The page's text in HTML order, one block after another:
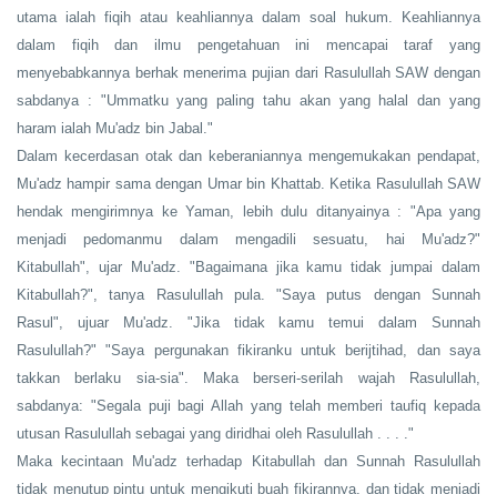
utama ialah fiqih atau keahliannya dalam soal hukum. Keahliannya
dalam fiqih dan ilmu pengetahuan ini mencapai taraf yang
menyebabkannya berhak menerima pujian dari Rasulullah SAW dengan
sabdanya : "Ummatku yang paling tahu akan yang halal dan yang
haram ialah Mu'adz bin Jabal."
Dalam kecerdasan otak dan keberaniannya mengemukakan pendapat,
Mu'adz hampir sama dengan Umar bin Khattab. Ketika Rasulullah SAW
hendak mengirimnya ke Yaman, lebih dulu ditanyainya : "Apa yang
menjadi pedomanmu dalam mengadili sesuatu, hai Mu'adz?"
Kitabullah", ujar Mu'adz. "Bagaimana jika kamu tidak jumpai dalam
Kitabullah?", tanya Rasulullah pula. "Saya putus dengan Sunnah
Rasul", ujuar Mu'adz. "Jika tidak kamu temui dalam Sunnah
Rasulullah?" "Saya pergunakan fikiranku untuk berijtihad, dan saya
takkan berlaku sia-sia". Maka berseri-serilah wajah Rasulullah,
sabdanya: "Segala puji bagi Allah yang telah memberi taufiq kepada
utusan Rasulullah sebagai yang diridhai oleh Rasulullah . . . ."
Maka kecintaan Mu'adz terhadap Kitabullah dan Sunnah Rasulullah
tidak menutup pintu untuk mengikuti buah fikirannya, dan tidak menjadi